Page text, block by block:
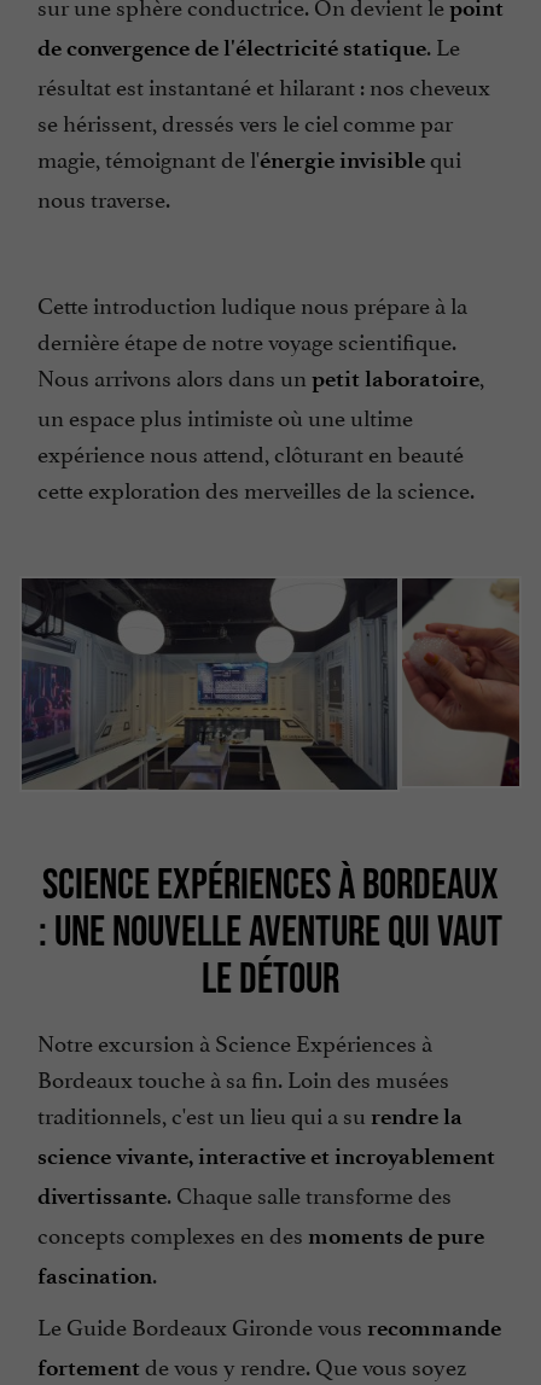
point
de convergence de l'électricité statique. Le
résultat est instantané et hilarant : nos cheveux
se hérissent, dressés vers le ciel comme par
magie, témoignant de l'énergie invisiblequi
nous traverse.
Cette introduction ludique nous prépare à la
dernière étape de notre voyage scientifique.
Nous arrivons alors dans un petit laboratoire,
un espace plus intimiste où une ultime
expérience nous attend, clôturant en beauté
cette exploration des merveilles de la science.
SCIENCE EXPÉRIENCES À BORDEAUX
: UNE NOUVELLE AVENTURE QUI VAUT
LE DÉTOUR
Notre excursion à Science Expériences à
Bordeaux touche à sa fin. Loin des musées
traditionnels, c'est un lieu qui a su rendre la
science vivante, interactive et incroyablement
divertissante. Chaque salle transforme des
concepts complexes en des moments de pure
fascination.
Le Guide Bordeaux Gironde vous recommande
fortement de vous y rendre. Que vous soyez